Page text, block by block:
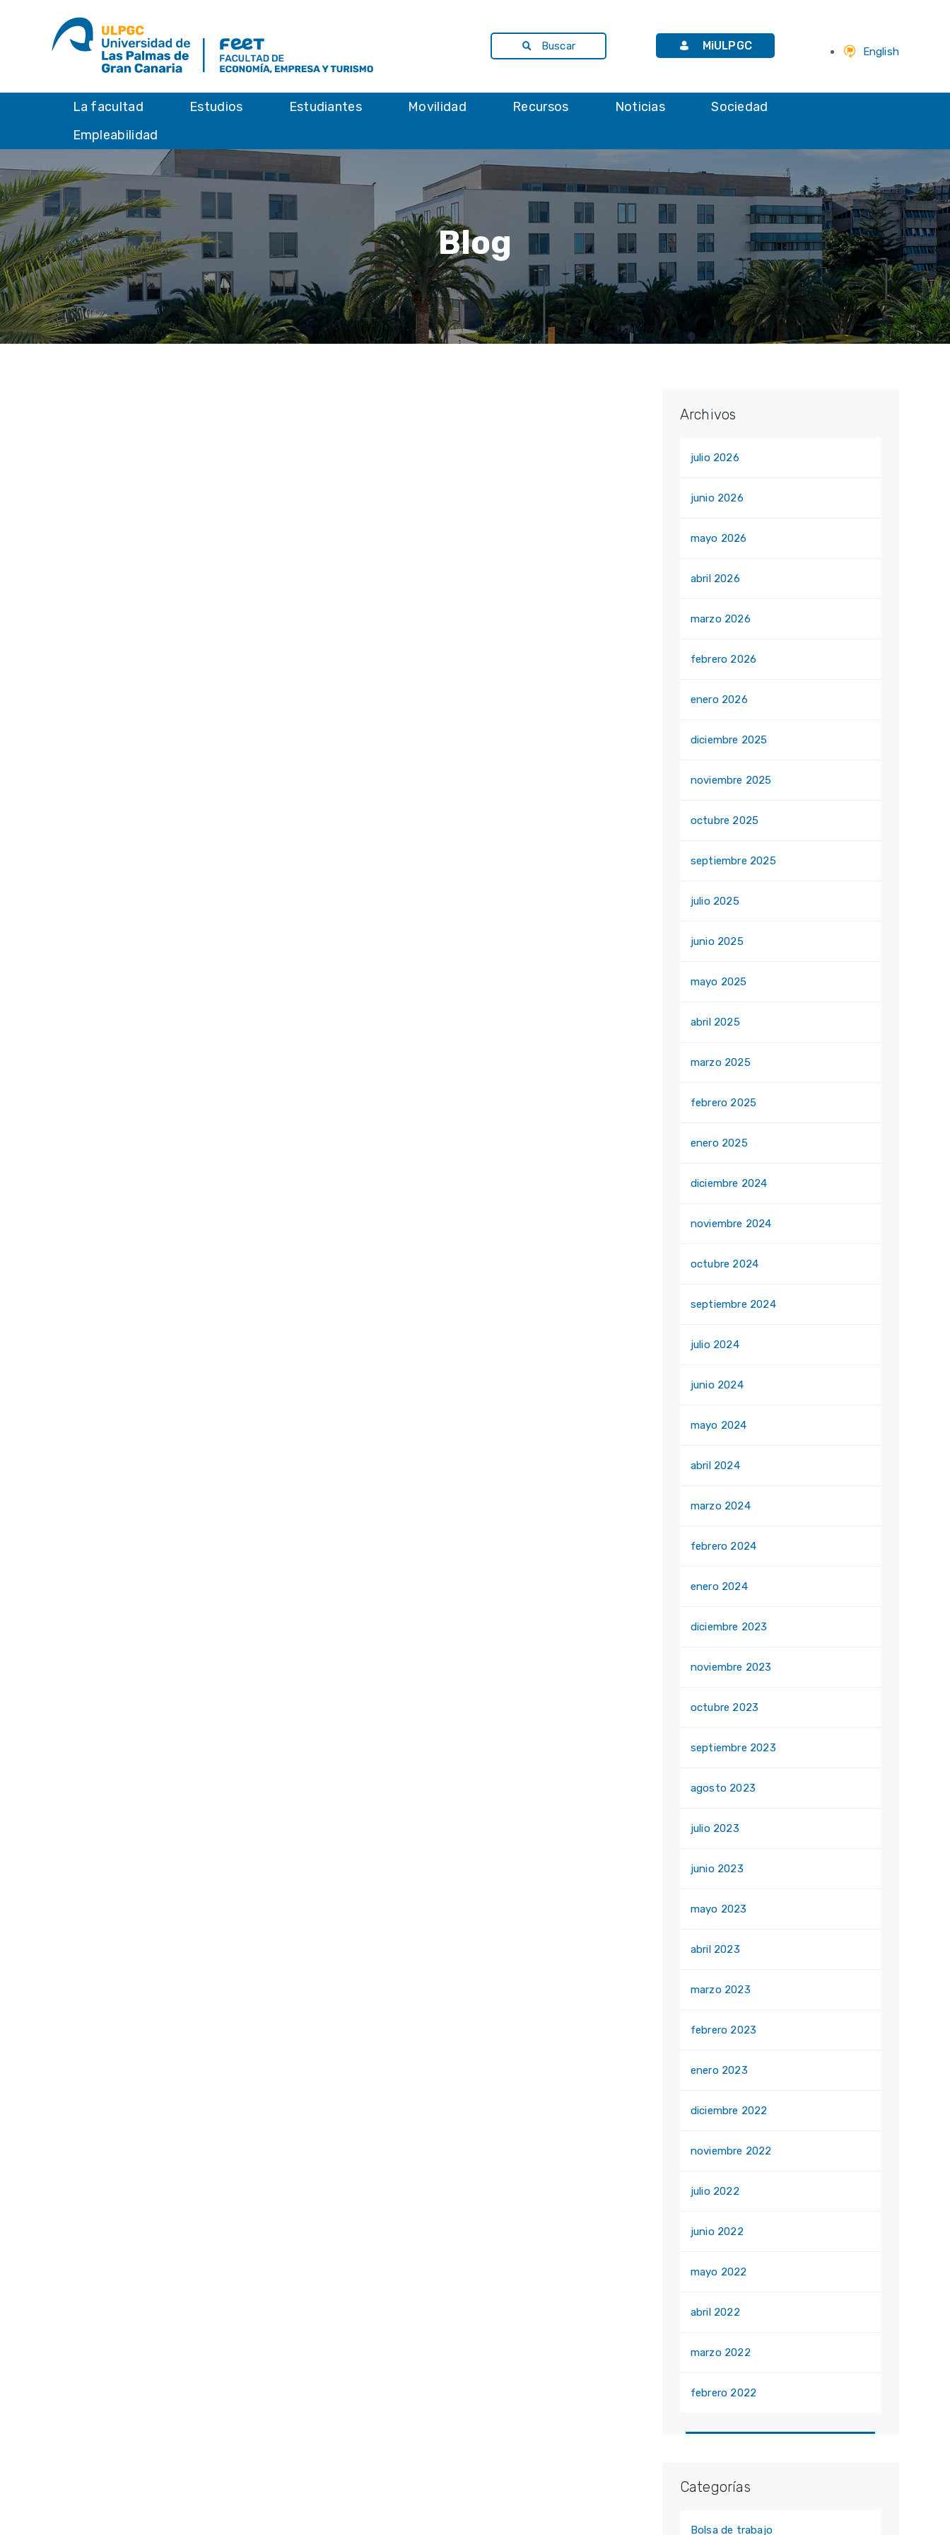
Buscar MiULPGC English
La facultad Estudios Estudiantes Movilidad Recursos Noticias
Sociedad
Empleabilidad
Blog
Archivos
julio 2026
junio 2026
mayo 2026
abril 2026
marzo 2026
febrero 2026
enero 2026
diciembre 2025
noviembre 2025
octubre 2025
septiembre 2025
julio 2025
junio 2025
mayo 2025
abril 2025
marzo 2025
febrero 2025
enero 2025
diciembre 2024
noviembre 2024
octubre 2024
septiembre 2024
julio 2024
junio 2024
mayo 2024
abril 2024
marzo 2024
febrero 2024
enero 2024
diciembre 2023
noviembre 2023
octubre 2023
septiembre 2023
agosto 2023
julio 2023
junio 2023
mayo 2023
abril 2023
marzo 2023
febrero 2023
enero 2023
diciembre 2022
noviembre 2022
julio 2022
junio 2022
mayo 2022
abril 2022
marzo 2022
febrero 2022
Categorías
Bolsa de trabajo